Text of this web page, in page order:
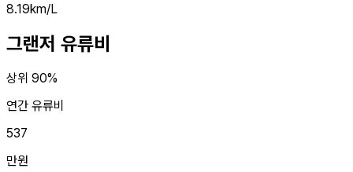
8.19km/L
그랜저 유류비
상위 90%
연간 유류비
537
만원